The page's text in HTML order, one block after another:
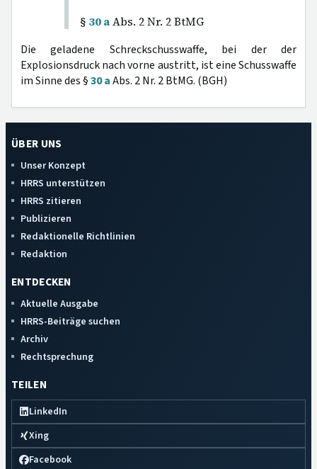
§ 30 aAbs. 2 Nr. 2 BtMG
Die geladene Schreckschusswaffe, bei der der
Explosionsdruck nach vorne austritt, ist eine Schusswaffe
im Sinne des §30 aAbs. 2 Nr. 2 BtMG. (BGH)
ÜBER UNS
Unser Konzept
HRRS unterstützen
HRRS zitieren
Publizieren
Redaktionelle Richtlinien
Redaktion
ENTDECKEN
Aktuelle Ausgabe
HRRS-Beiträge suchen
Archiv
Rechtsprechung
TEILEN
LinkedIn
Xing
Facebook